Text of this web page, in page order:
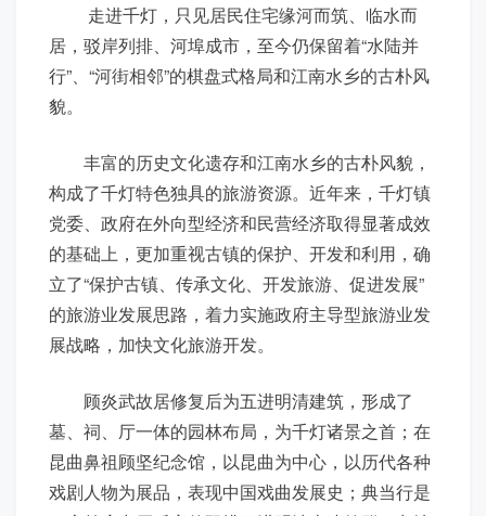
走进千灯，只见居民住宅缘河而筑、临水而
居，驳岸列排、河埠成市，至今仍保留着“水陆并
行”、“河街相邻”的棋盘式格局和江南水乡的古朴风
貌。
丰富的历史文化遗存和江南水乡的古朴风貌，
构成了千灯特色独具的旅游资源。近年来，千灯镇
党委、政府在外向型经济和民营经济取得显著成效
的基础上，更加重视古镇的保护、开发和利用，确
立了“保护古镇、传承文化、开发旅游、促进发展”
的旅游业发展思路，着力实施政府主导型旅游业发
展战略，加快文化旅游开发。
顾炎武故居修复后为五进明清建筑，形成了
墓、祠、厅一体的园林布局，为千灯诸景之首；在
昆曲鼻祖顾坚纪念馆，以昆曲为中心，以历代各种
戏剧人物为展品，表现中国戏曲发展史；典当行是